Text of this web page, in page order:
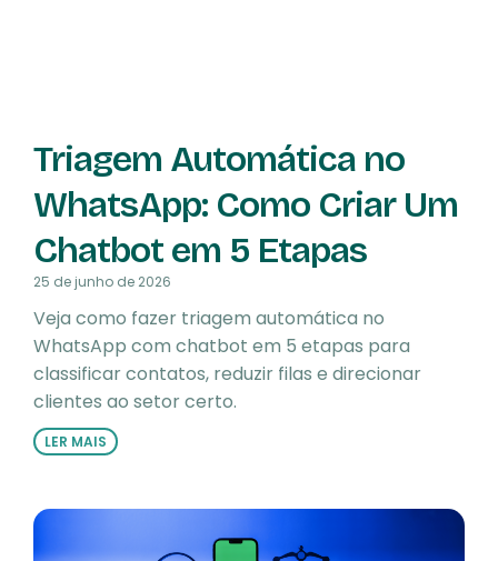
Triagem Automática no
WhatsApp: Como Criar Um
Chatbot em 5 Etapas
25 de junho de 2026
Veja como fazer triagem automática no
WhatsApp com chatbot em 5 etapas para
classificar contatos, reduzir filas e direcionar
clientes ao setor certo.
LER MAIS